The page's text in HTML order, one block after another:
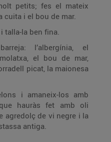
petits; fes el mateix
cuita i el bou de mar.
talla-la ben fina.
l’albergínia, el
el bou de mar,
picat, la maionesa
i amaneix-los amb
hauràs fet amb oli
agredolç de vi negre i la
antiga.